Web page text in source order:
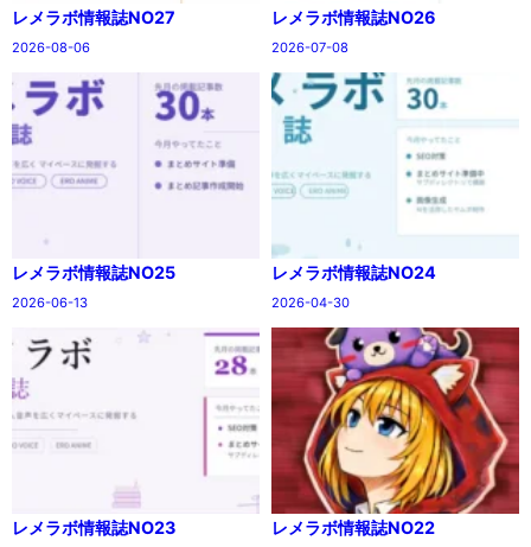
レメラボ情報誌NO27
2026-08-06
レメラボ情報誌NO26
2026-07-08
レメラボ情報誌NO25
2026-06-13
レメラボ情報誌NO24
2026-04-30
レメラボ情報誌NO23 レメラボ情報誌NO22